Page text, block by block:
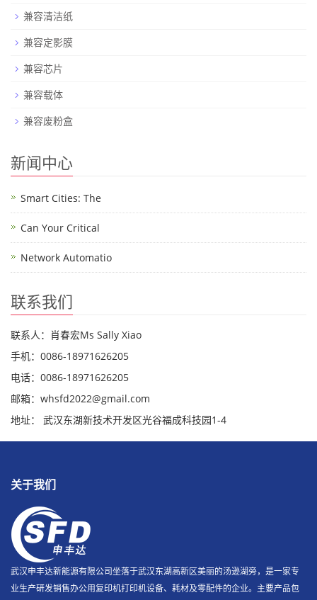
兼容清洁纸
兼容定影膜
兼容芯片
兼容载体
兼容废粉盒
新闻中心
Smart Cities: The
Can Your Critical
Network Automatio
联系我们
联系人：肖春宏Ms Sally Xiao
手机：0086-18971626205
电话：0086-18971626205
邮箱：whsfd2022@gmail.com
地址： 武汉东湖新技术开发区光谷福成科技园1-4
关于我们
武汉申丰达新能源有限公司坐落于武汉东湖高新区美丽的汤逊湖旁，是一家专
业生产研发销售办公用复印机打印机设备、耗材及零配件的企业。主要产品包